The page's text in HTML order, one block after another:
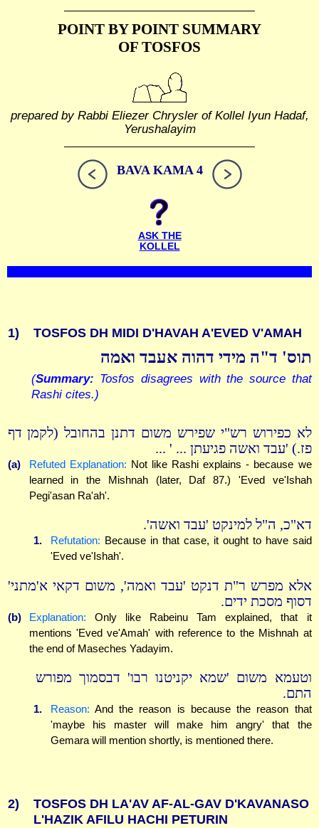
POINT BY POINT SUMMARY
OF TOSFOS
prepared by Rabbi Eliezer Chrysler of Kollel Iyun Hadaf,
Yerushalayim
BAVA KAMA 4
ASK THE
KOLLEL
1) TOSFOS DH MIDI D'HAVAH A'EVED V'AMAH
תוס' ד"ה מידי דהוה אעבד ואמה
(Summary: Tosfos disagrees with the source that
Rashi cites.)
לא כפירוש רש"י שפירש משום דתנן בהחובל (לקמן דף
פז.) 'עבד ואשה פגיעתן ... ' ...
(a) Refuted Explanation: Not like Rashi explains - because we
learned in the Mishnah (later, Daf 87.) 'Eved ve'Ishah
Pegi'asan Ra'ah'.
דא"כ, ה"ל למינקט 'עבד ואשה'.
1. Refutation: Because in that case, it ought to have said
'Eved ve'Ishah'.
אלא מפרש ר"ת דנקט 'עבד ואמה', משום דקאי א'מתני'
דסוף מסכת ידים.
(b) Explanation: Only like Rabeinu Tam explained, that it
mentions 'Eved ve'Amah' with reference to the Mishnah at
the end of Maseches Yadayim.
וטעמא משום 'שמא יקניטנו רבו' דבסמוך מפורש
התם.
1. Reason: And the reason is because the reason that
'maybe his master will make him angry' that the
Gemara will mention shortly, is mentioned there.
2)
TOSFOS DH LA'AV AF-AL-GAV D'KAVANASO
L'HAZIK AFILU HACHI PETURIN